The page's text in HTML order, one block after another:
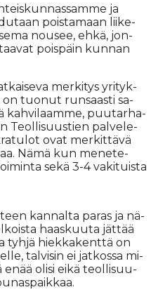
ja
pois­ta­maan lii­ke­
nou­see, eh­kä, jon­
pois­päin kun­nan
mer­ki­tys yri­tyk­
on tuo­nut run­saas­ti sa­
kah­vi­laam­me, puu­tar­ha­
Te­ol­li­suus­tien pal­ve­le­
ovat mer­kit­tä­vä
Nämä kun me­ne­te­
sekä 3-4 va­ki­tuis­ta
kan­nal­ta pa­ras ja nä­
haas­kuu­ta jät­tää
tyh­jä hiek­ka­kent­tä on
tal­vi­sin ei jat­kos­sa mi­
oli­si ei­kä te­ol­li­suu­